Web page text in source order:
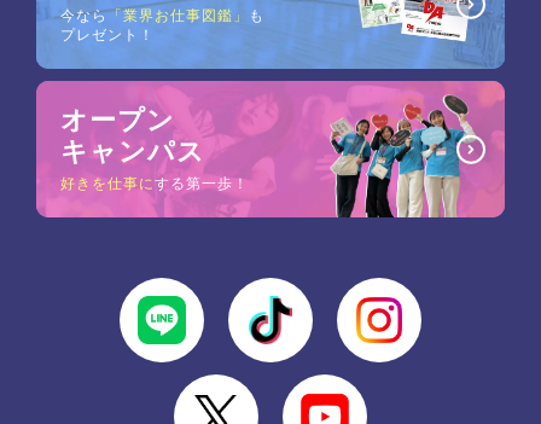
今なら「業界お仕事図鑑」
も
プレゼント！
オープン
キャンパス
好きを仕事にする第一歩！